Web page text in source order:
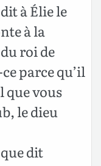
à Élie le
à la
roi de
parce qu’il
que vous
le dieu
dit